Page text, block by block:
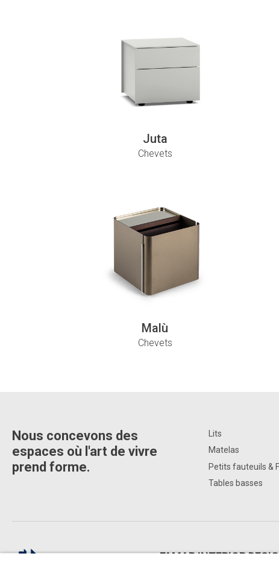
Juta
Chevets
Malù
Chevets
Nous concevons des
espaces où l'art de vivre
prend forme.
Lits
Matelas
Petits fauteuils &
Tables basses
FAMAR INTERIOR